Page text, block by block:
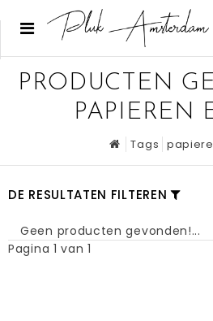
PRODUCTEN
PAPIEREN
Tags
DE RESULTATEN FILTEREN
Geen producten gevonden!...
Pagina 1 van 1